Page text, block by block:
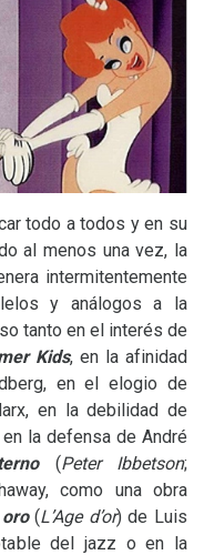
todo a todos y en su
al menos una vez, la
intermitentemente
y análogos a la
tanto en el interés de
Kids, en la afinidad
en el elogio de
en la debilidad de
la defensa de André
(Peter Ibbetson;
como una obra
(L’Age d’or) de Luis
del jazz o en la